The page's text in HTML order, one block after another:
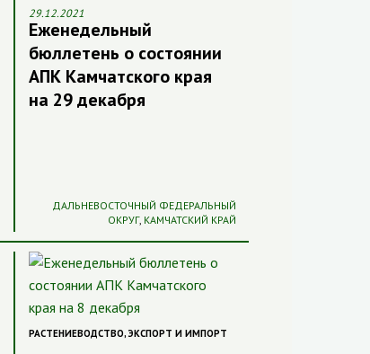
29.12.2021
Еженедельный
бюллетень о состоянии
АПК Камчатского края
на 29 декабря
ДАЛЬНЕВОСТОЧНЫЙ ФЕДЕРАЛЬНЫЙ
ОКРУГ, КАМЧАТСКИЙ КРАЙ
РАСТЕНИЕВОДСТВО,ЭКСПОРТ И ИМПОРТ